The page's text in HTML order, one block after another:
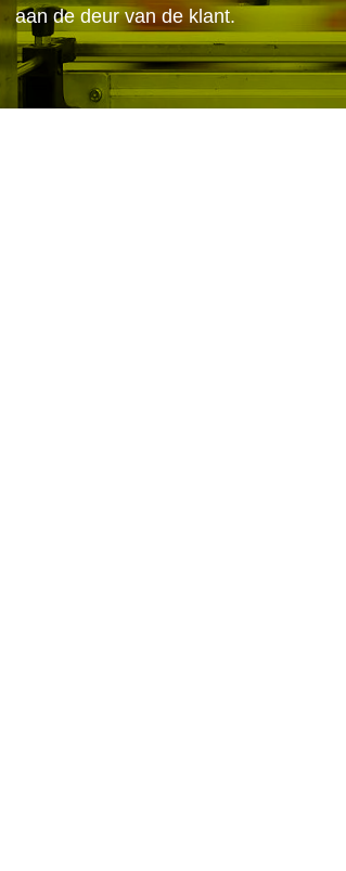
codes aan te brengen op
pallets zodat ze traceerbaar zijn
aan de deur van de klant.